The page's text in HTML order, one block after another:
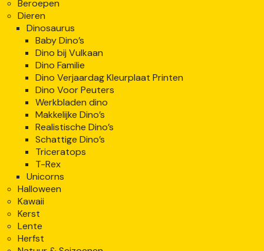
Beroepen
Dieren
Dinosaurus
Baby Dino’s
Dino bij Vulkaan
Dino Familie
Dino Verjaardag Kleurplaat Printen
Dino Voor Peuters
Werkbladen dino
Makkelijke Dino’s
Realistische Dino’s
Schattige Dino’s
Triceratops
T-Rex
Unicorns
Halloween
Kawaii
Kerst
Lente
Herfst